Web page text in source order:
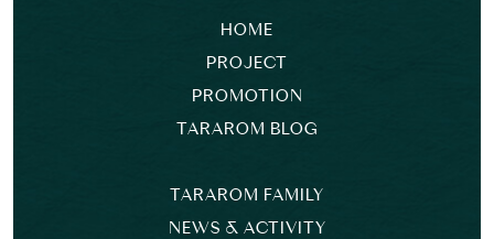
HOME
PROJECT
PROMOTION
TARAROM BLOG
TARAROM FAMILY
NEWS & ACTIVITY